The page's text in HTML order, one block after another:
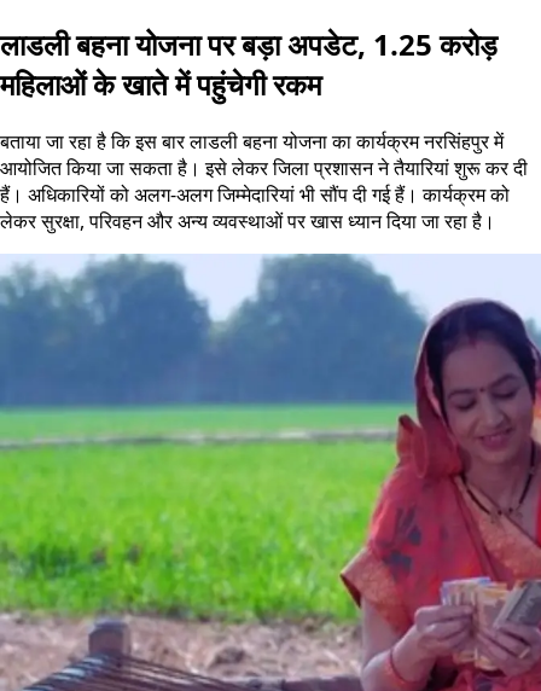
लाडली बहना योजना पर बड़ा अपडेट, 1.25 करोड़
महिलाओं के खाते में पहुंचेगी रकम
बताया जा रहा है कि इस बार लाडली बहना योजना का कार्यक्रम नरसिंहपुर में
आयोजित किया जा सकता है। इसे लेकर जिला प्रशासन ने तैयारियां शुरू कर दी
हैं। अधिकारियों को अलग-अलग जिम्मेदारियां भी सौंप दी गई हैं। कार्यक्रम को
लेकर सुरक्षा, परिवहन और अन्य व्यवस्थाओं पर खास ध्यान दिया जा रहा है।